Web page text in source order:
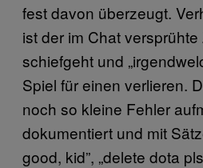
fest davon überzeugt.
ist der im Chat
schiefgeht und
Spiel für einen verlieren.
noch so kleine Fehler
dokumentiert und mit
good, kid”, „delete dota